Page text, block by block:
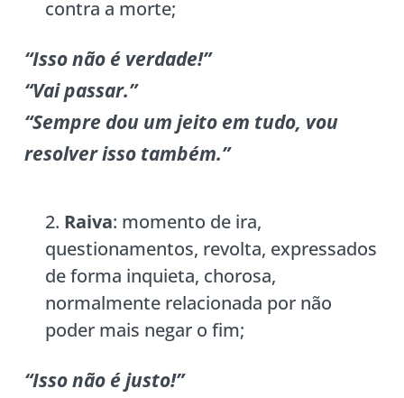
contra a morte;
“Isso não é verdade!”
“Vai passar.”
“Sempre dou um jeito em tudo, vou
resolver isso também.”
Raiva: momento de ira,
questionamentos, revolta, expressados
de forma inquieta, chorosa,
normalmente relacionada por não
poder mais negar o fim;
“Isso não é justo!”